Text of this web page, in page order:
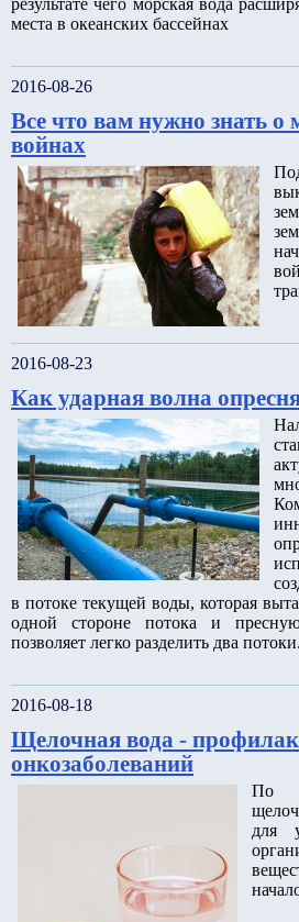
места в океанских бассейнах
2016-08-26
Все что вам нужно знать
войнах
2016-08-23
Как ударная волна
в потоке текущей воды, которая
одной стороне потока и
позволяет легко разделить два потоки.
2016-08-18
Щелочная вода -
онкозаболеваний
По
для